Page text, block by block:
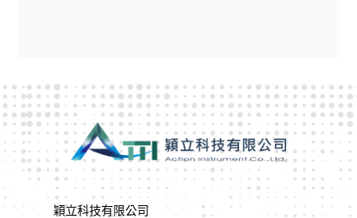
穎立科技有限公司